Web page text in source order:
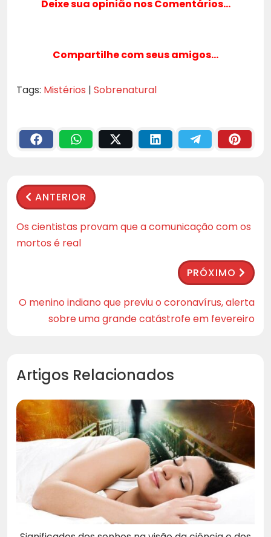
Deixe sua opinião nos Comentários…
Compartilhe com seus amigos…
Tags: Mistérios | Sobrenatural
ANTERIOR
Os cientistas provam que a comunicação com os
mortos é real
PRÓXIMO
O menino indiano que previu o coronavírus, alerta
sobre uma grande catástrofe em fevereiro
Artigos Relacionados